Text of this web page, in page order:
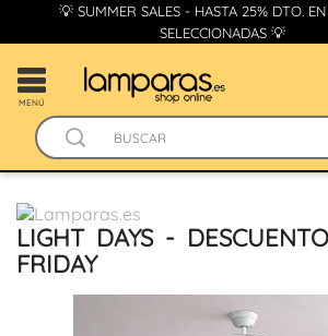
💡 SUMMER SALES - HASTA 25% DTO.
SELECCIONADAS 💡
MENÚ
LIGHT DAYS -
FRIDAY